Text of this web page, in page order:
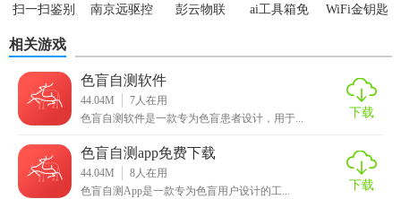
扫一扫鉴别
南京远驱控
彭云物联
ai工具箱免
WiFi金钥匙
相关游戏
色盲自测软件
44.04M 7人在用
色盲自测软件是一款专为色盲患者设计，用于...
下载
色盲自测app免费下载
44.04M 8人在用
色盲自测App是一款专为色盲用户设计的工...
下载